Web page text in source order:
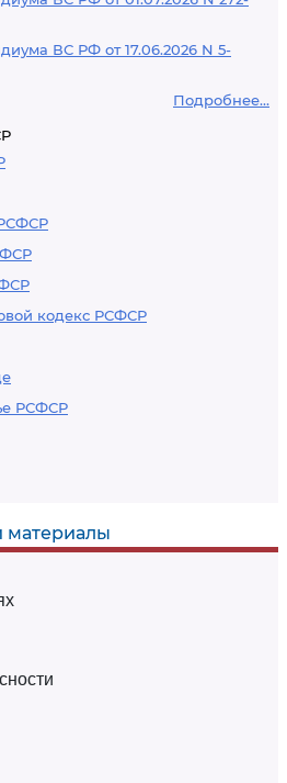
ВС РФ от 17.06.2026 N 5-
Подробнее...
кодекс РСФСР
РСФСР
материалы